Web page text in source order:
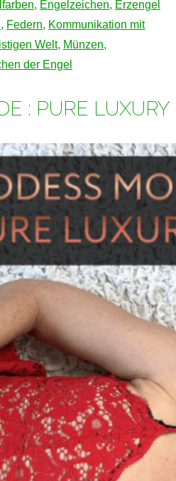
, Engelzeichen, Erzengel
, Federn, Kommunikation mit
Welt, Münzen,
der Engel
: PURE LUXURY